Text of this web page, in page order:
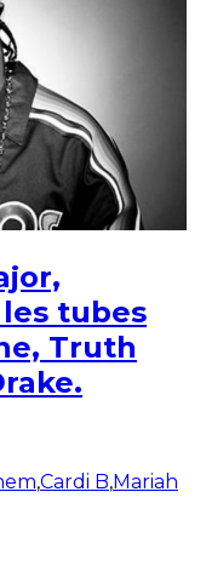
tubes
Truth
,Cardi B,Mariah